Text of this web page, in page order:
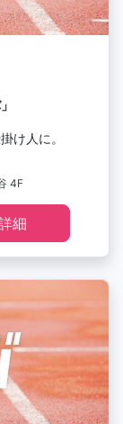
け人に。
4F
細